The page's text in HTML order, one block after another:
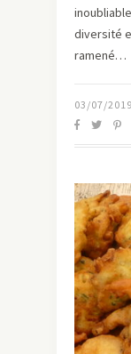
diversité
ramené…
03/07/2019